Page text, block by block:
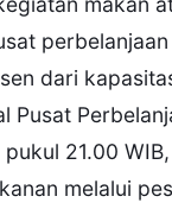
dari
Pusat
21.00
melalui